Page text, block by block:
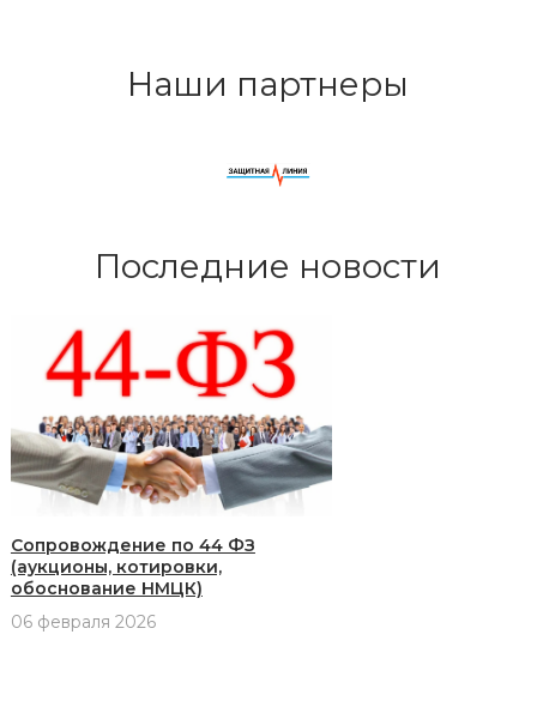
Наши партнеры
Последние новости
Сопровождение по 44 ФЗ
(аукционы, котировки,
обоснование НМЦК)
06 февраля 2026